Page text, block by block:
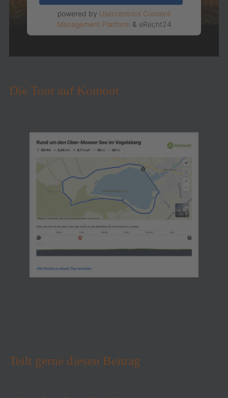
powered by Usercentrics Consent
Management Platform & eRecht24
Die Tour auf Komoot
Teilt gerne diesen Beitrag